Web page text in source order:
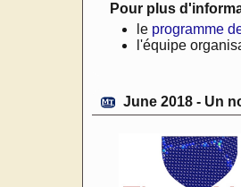
Pour plus
le programme
l'équipe
June 2018 - Un